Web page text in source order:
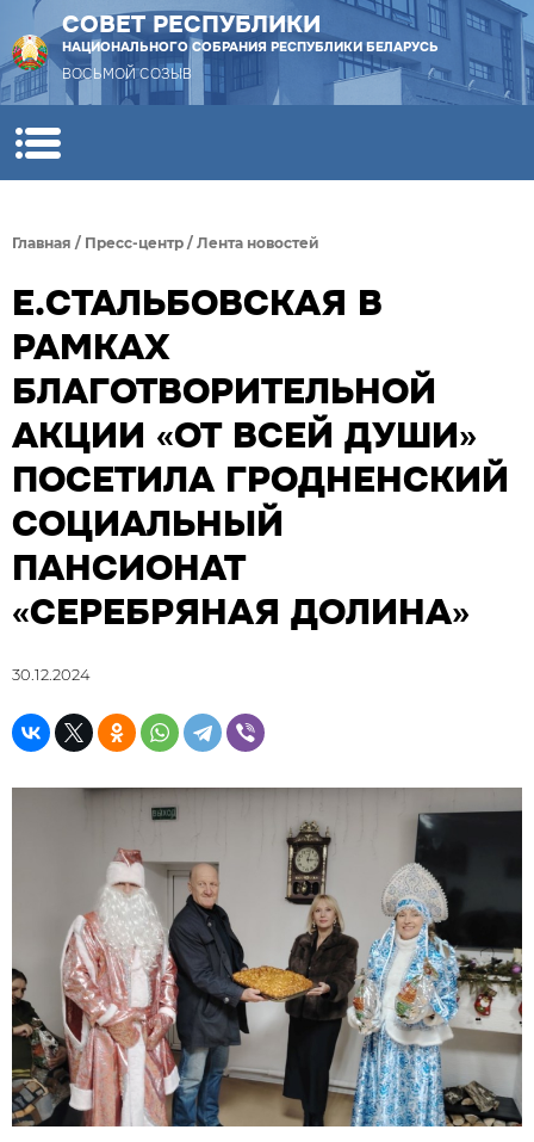
СОВЕТ РЕСПУБЛИКИ
НАЦИОНАЛЬНОГО СОБРАНИЯ РЕСПУБЛИКИ БЕЛАРУСЬ
ВОСЬМОЙ СОЗЫВ
Главная / Пресс-центр / Лента новостей
Е.СТАЛЬБОВСКАЯ В
РАМКАХ
БЛАГОТВОРИТЕЛЬНОЙ
АКЦИИ «ОТ ВСЕЙ ДУШИ»
ПОСЕТИЛА ГРОДНЕНСКИЙ
СОЦИАЛЬНЫЙ
ПАНСИОНАТ
«СЕРЕБРЯНАЯ ДОЛИНА»
30.12.2024